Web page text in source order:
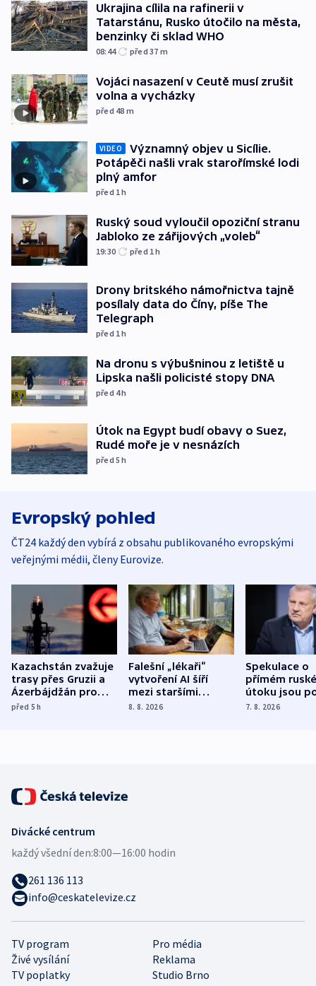
Ukrajina cílila na rafinerii v
Tatarstánu, Rusko útočilo na města,
benzinky či sklad WHO
08:44 před 37 m
Vojáci nasazení v Ceutě musí zrušit
volna a vycházky
před 48 m
VIDEO
Významný objev u Sicílie.
Potápěči našli vrak starořímské lodi
plný amfor
před 1h
Ruský soud vyloučil opoziční stranu
Jabloko ze zářijových „voleb“
19:30 před 1h
Drony britského námořnictva tajně
posílaly data do Číny, píše The
Telegraph
před 1h
Na dronu s výbušninou z letiště u
Lipska našli policisté stopy DNA
před 4h
Útok na Egypt budí obavy o Suez,
Rudé moře je v nesnázích
před 5h
Evropský pohled
ČT24 každý den vybírá z obsahu publikovaného evropskými
veřejnými médii, členy Eurovize.
Kazachstán zvažuje
trasy přes Gruzii a
Ázerbájdžán pro
vývoz ropy do
před 5h
Falešní „lékaři“
vytvoření AI šíří
mezi staršími
Poláky nebezpečné
8. 8. 2026
Spekulace o
přímém
útoku jsou
míní
7. 8. 2026
TV program
Pro média
Živé vysílání
Reklama
TV poplatky
Studio Brno
Divácké centrum
každý všední den:8:00—16:00 hodin
261 136 113
info@ceskatelevize.cz